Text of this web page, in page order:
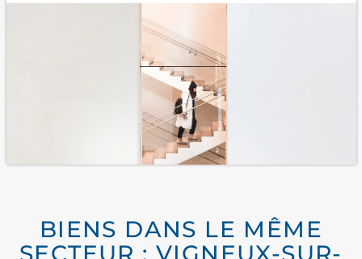
BIENS DANS LE MÊME
SECTEUR : VIGNEUX-SUR-